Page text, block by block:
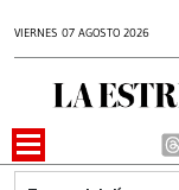
VIERNES 07 AGOSTO 2026